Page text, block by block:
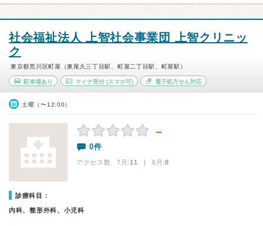
社会福祉法人 上智社会事業団 上智クリニッ
ク
東京都荒川区町屋（東尾久三丁目駅、町屋二丁目駅、町屋駅）
駐車場あり マイナ受付(スマホ可) 電子処方せん対応
土曜（〜12:00）
－
0件
アクセス数 7月:11 | 6月:8
診療科目：
内科、整形外科、小児科